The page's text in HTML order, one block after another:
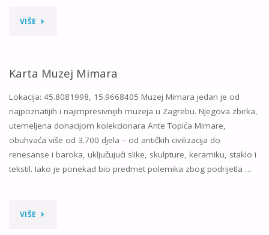
VIŠE "KARTA
NOVCA
MONETERRA"
Karta Muzej Mimara
Lokacija: 45.8081998, 15.9668405 Muzej Mimara jedan je od
najpoznatijih i najimpresivnijih muzeja u Zagrebu. Njegova zbirka,
utemeljena donacijom kolekcionara Ante Topića Mimare,
obuhvaća više od 3.700 djela – od antičkih civilizacija do
renesanse i baroka, uključujući slike, skulpture, keramiku, staklo i
tekstil. Iako je ponekad bio predmet polemika zbog podrijetla …
VIŠE "KARTA